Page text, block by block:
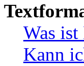
Was
Kann